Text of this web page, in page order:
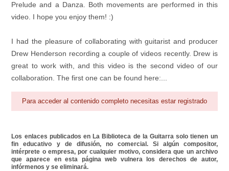
Prelude and a Danza. Both movements are performed in this
video. I hope you enjoy them! :)
I had the pleasure of collaborating with guitarist and producer
Drew Henderson recording a couple of videos recently. Drew is
great to work with, and this video is the second video of our
collaboration. The first one can be found here:...
Para acceder al contenido completo necesitas estar registrado
Los enlaces publicados en La Biblioteca de la Guitarra solo tienen un
fin educativo y de difusión, no comercial. Si algún compositor,
intérprete o empresa, por cualquier motivo, considera que un archivo
que aparece en esta página web vulnera los derechos de autor,
infórmenos y se eliminará.